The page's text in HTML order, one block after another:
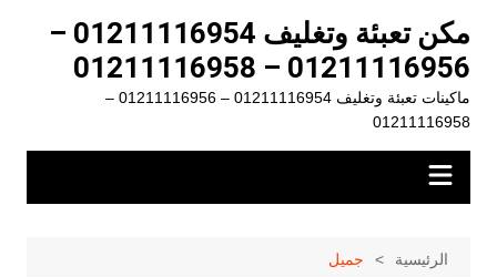
المحتوى
مكن تعبئة وتغليف 01211116954 –
01211116956 – 01211116958
ماكينات تعبئة وتغليف 01211116954 – 01211116956 –
01211116958
الرئيسية جميل